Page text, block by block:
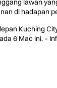
lawan
di hadapan
Kuching
6 Mac ini. –